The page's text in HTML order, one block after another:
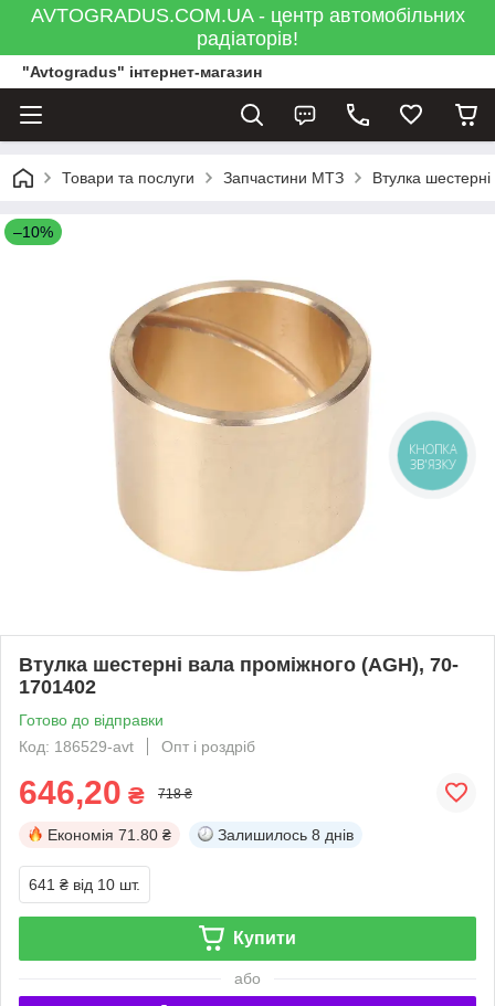
AVTOGRADUS.COM.UA - центр автомобільних
радіаторів!
"Avtogradus" інтернет-магазин
Товари та послуги Запчастини МТЗ Втулка
–10%
Втулка шестерні вала проміжного (AGH), 70-
1701402
Готово до відправки
Код: 186529-avt
Опт і роздріб
646,20 ₴ 718 ₴
Економія 71.80 ₴ Залишилось 8 днів
641 ₴ від 10 шт.
Купити
або
КНОПКА
ЗВ'ЯЗКУ